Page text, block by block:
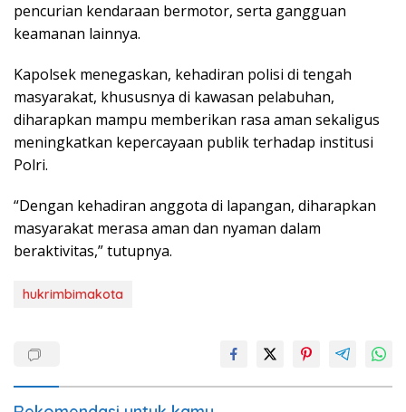
pencurian kendaraan bermotor, serta gangguan
keamanan lainnya.
Kapolsek menegaskan, kehadiran polisi di tengah
masyarakat, khususnya di kawasan pelabuhan,
diharapkan mampu memberikan rasa aman sekaligus
meningkatkan kepercayaan publik terhadap institusi
Polri.
“Dengan kehadiran anggota di lapangan, diharapkan
masyarakat merasa aman dan nyaman dalam
beraktivitas,” tutupnya.
hukrimbimakota